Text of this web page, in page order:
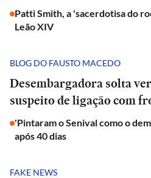
Patti Smith, a 'sacerdotisa do
Leão XIV
BLOG DO FAUSTO MACEDO
Desembargadora solta
suspeito de ligação com
'Pintaram o Senival como o
após 40 dias
FAKE NEWS